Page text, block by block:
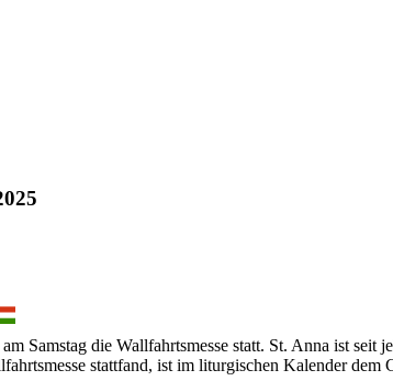
Samstag die Wallfahrtsmesse statt. St. Anna ist seit
stattfand, ist im liturgischen Kalender